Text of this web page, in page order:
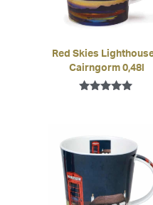
Red Skies
Cairngorm 0,48l